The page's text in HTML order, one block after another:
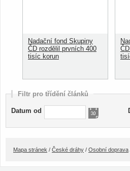
Nadační fond Skupiny
ČD rozdělil prvních 400
tisíc korun
Filtr pro třídění článků
Datum od
Mapa stránek / České dráhy / Osobní doprava